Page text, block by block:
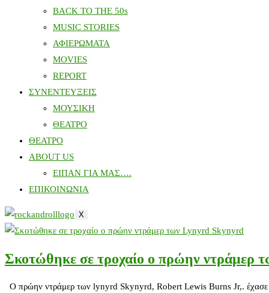
BACK TO THE 50s
MUSIC STORIES
ΑΦΙΕΡΩΜΑΤΑ
MOVIES
REPORT
ΣΥΝΕΝΤΕΥΞΕΙΣ
ΜΟΥΣΙΚΗ
ΘΕΑΤΡΟ
ΘΕΑΤΡΟ
ABOUT US
ΕΙΠΑΝ ΓΙΑ ΜΑΣ….
ΕΠΙΚΟΙΝΩΝΙΑ
X
Σκοτώθηκε σε τροχαίο ο πρώην ντράμερ
Ο πρώην ντράμερ των lynyrd Skynyrd, Robert Lewis Burns Jr,. έχασε